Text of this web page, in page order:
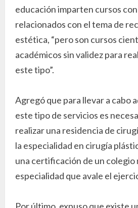
educación imparten cursos
relacionados con el tema de
estética, “pero son cursos
académicos sin validez para
este tipo”.
Agregó que para llevar a cabo
este tipo de servicios es
realizar una residencia de
la especialidad en cirugía
una certificación de un colegio
especialidad que avale el